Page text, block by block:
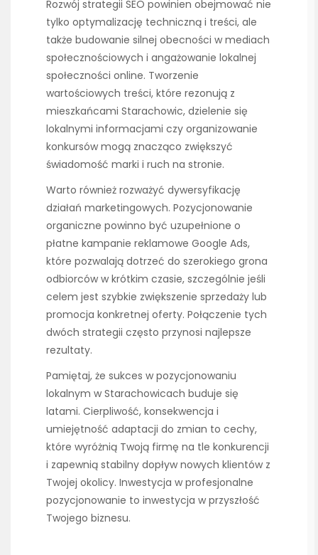
Rozwój strategii SEO powinien obejmować nie
tylko optymalizację techniczną i treści, ale
także budowanie silnej obecności w mediach
społecznościowych i angażowanie lokalnej
społeczności online. Tworzenie
wartościowych treści, które rezonują z
mieszkańcami Starachowic, dzielenie się
lokalnymi informacjami czy organizowanie
konkursów mogą znacząco zwiększyć
świadomość marki i ruch na stronie.
Warto również rozważyć dywersyfikację
działań marketingowych. Pozycjonowanie
organiczne powinno być uzupełnione o
płatne kampanie reklamowe Google Ads,
które pozwalają dotrzeć do szerokiego grona
odbiorców w krótkim czasie, szczególnie jeśli
celem jest szybkie zwiększenie sprzedaży lub
promocja konkretnej oferty. Połączenie tych
dwóch strategii często przynosi najlepsze
rezultaty.
Pamiętaj, że sukces w pozycjonowaniu
lokalnym w Starachowicach buduje się
latami. Cierpliwość, konsekwencja i
umiejętność adaptacji do zmian to cechy,
które wyróżnią Twoją firmę na tle konkurencji
i zapewnią stabilny dopływ nowych klientów z
Twojej okolicy. Inwestycja w profesjonalne
pozycjonowanie to inwestycja w przyszłość
Twojego biznesu.